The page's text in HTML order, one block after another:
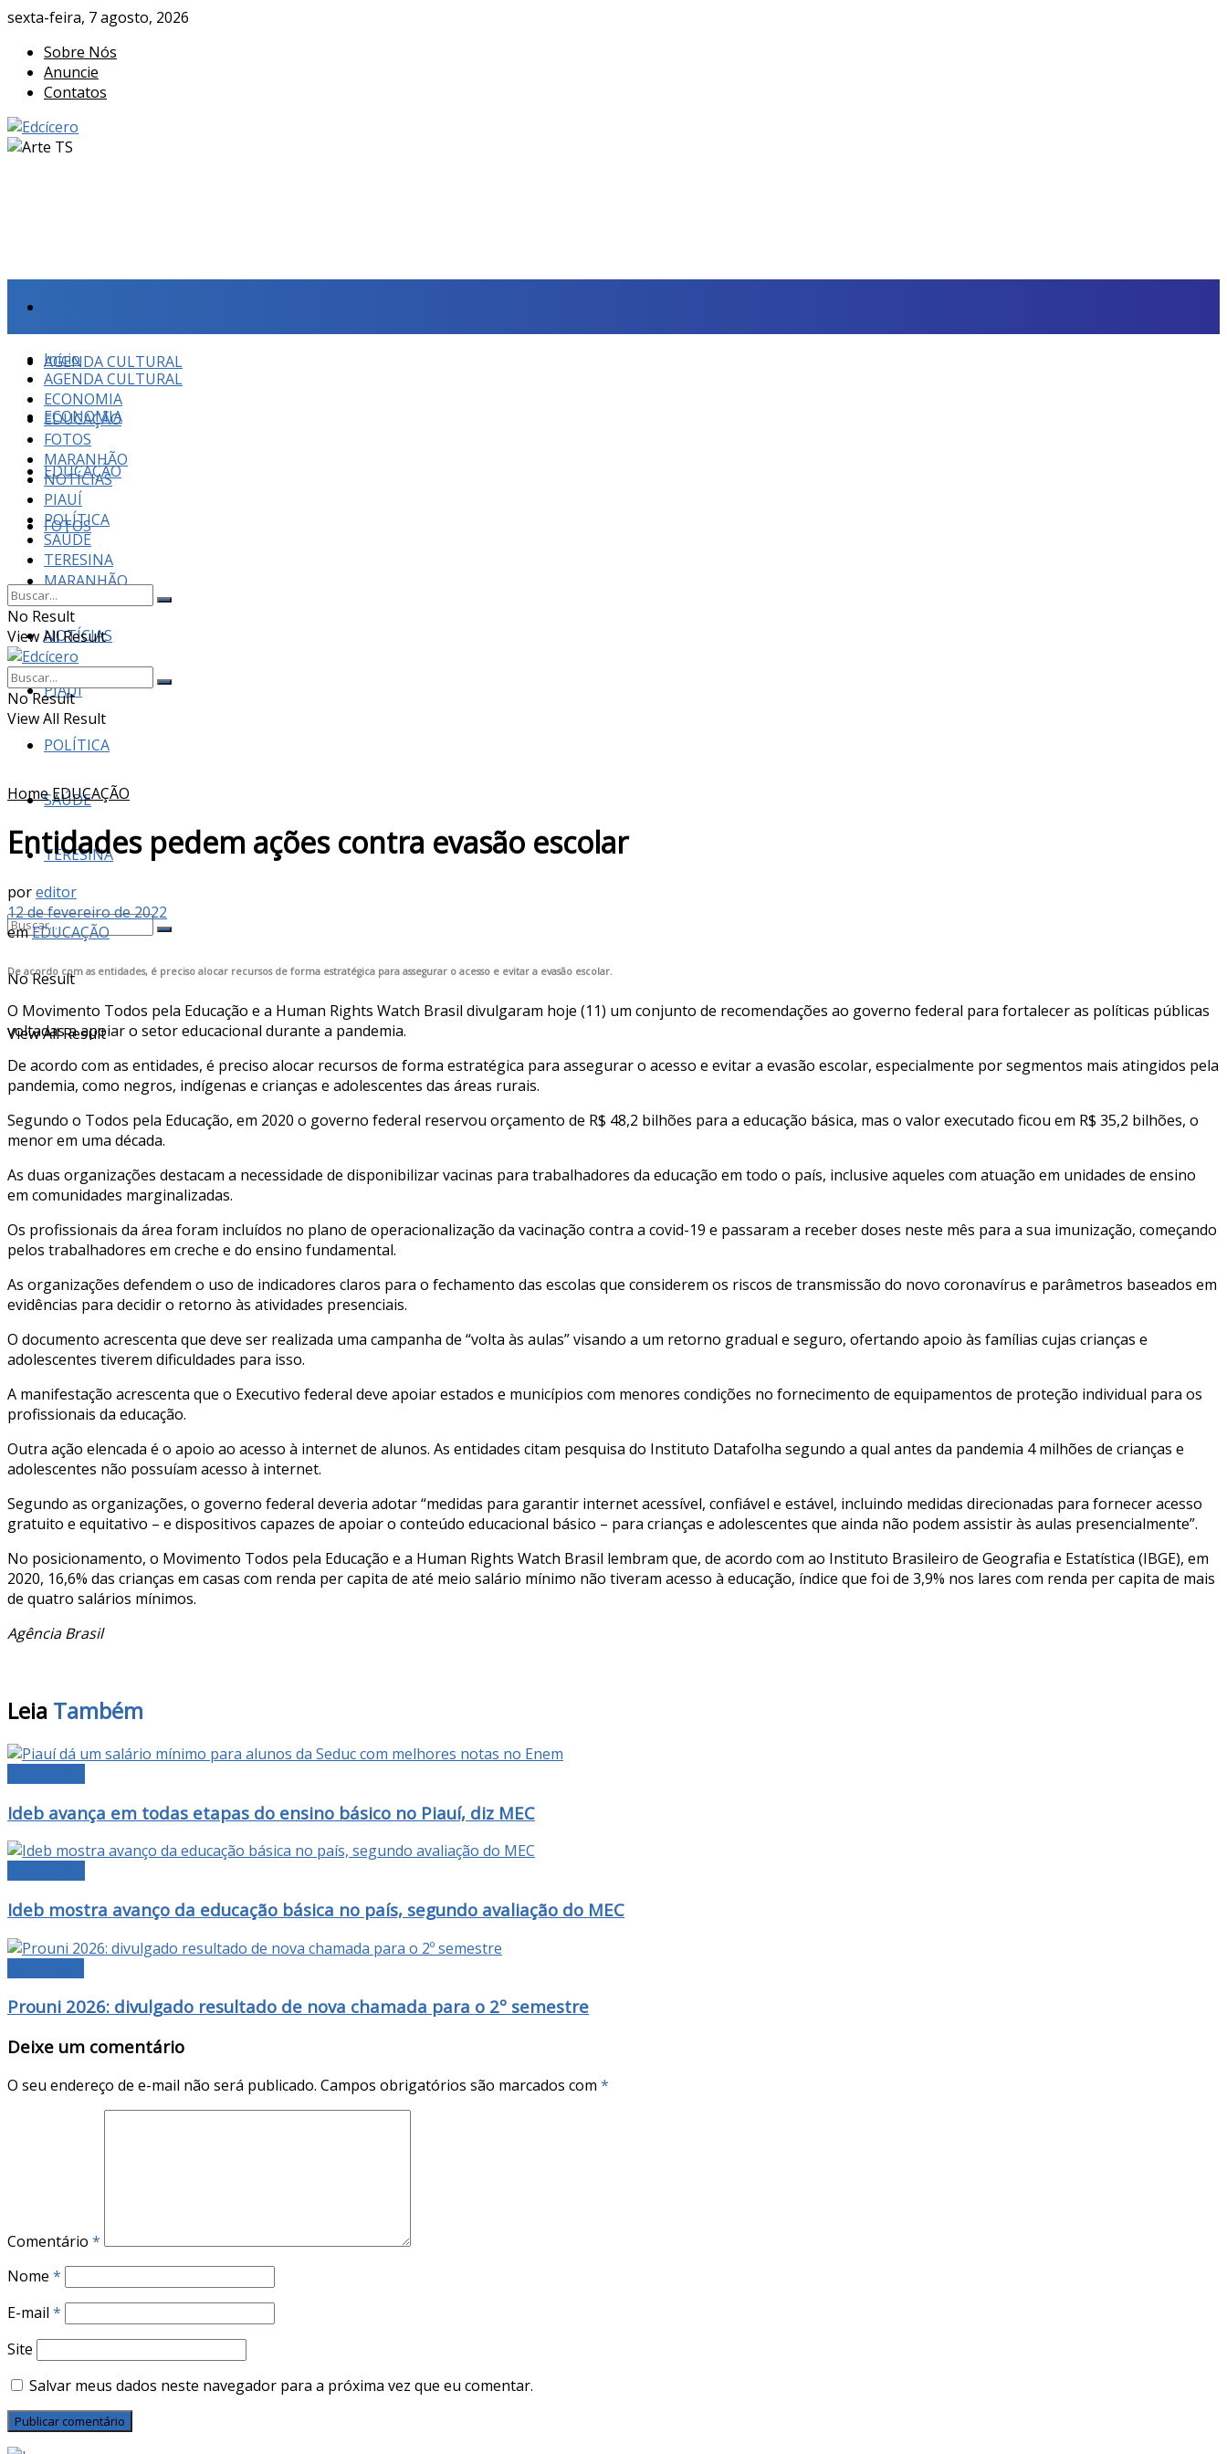
sexta-feira, 7 agosto, 2026
Sobre Nós
Anuncie
Contatos
AGENDA CULTURAL
ECONOMIA
EDUCAÇÃO
FOTOS
MARANHÃO
NOTÍCIAS
PIAUÍ
POLÍTICA
SAÚDE
TERESINA
No Result
View All Result
Início
AGENDA CULTURAL
ECONOMIA
EDUCAÇÃO
FOTOS
MARANHÃO
NOTÍCIAS
PIAUÍ
POLÍTICA
SAÚDE
TERESINA
No Result
View All Result
No Result
View All Result
Home EDUCAÇÃO
Entidades pedem ações contra evasão escolar
poreditor
12 de fevereiro de 2022
emEDUCAÇÃO
De acordo com as entidades, é preciso alocar recursos de forma estratégica para assegurar o acesso e evitar a evasão escolar.
O Movimento Todos pela Educação e a Human Rights Watch Brasil divulgaram hoje (11) um conjunto de recomendações ao governo federal para fortalecer as políticas públicas
voltadas a apoiar o setor educacional durante a pandemia.
De acordo com as entidades, é preciso alocar recursos de forma estratégica para assegurar o acesso e evitar a evasão escolar, especialmente por segmentos mais atingidos pela
pandemia, como negros, indígenas e crianças e adolescentes das áreas rurais.
Segundo o Todos pela Educação, em 2020 o governo federal reservou orçamento de R$ 48,2 bilhões para a educação básica, mas o valor executado ficou em R$ 35,2 bilhões, o
menor em uma década.
As duas organizações destacam a necessidade de disponibilizar vacinas para trabalhadores da educação em todo o país, inclusive aqueles com atuação em unidades de ensino
em comunidades marginalizadas.
Os profissionais da área foram incluídos no plano de operacionalização da vacinação contra a covid-19 e passaram a receber doses neste mês para a sua imunização, começando
pelos trabalhadores em creche e do ensino fundamental.
As organizações defendem o uso de indicadores claros para o fechamento das escolas que considerem os riscos de transmissão do novo coronavírus e parâmetros baseados em
evidências para decidir o retorno às atividades presenciais.
O documento acrescenta que deve ser realizada uma campanha de “volta às aulas” visando a um retorno gradual e seguro, ofertando apoio às famílias cujas crianças e
adolescentes tiverem dificuldades para isso.
A manifestação acrescenta que o Executivo federal deve apoiar estados e municípios com menores condições no fornecimento de equipamentos de proteção individual para os
profissionais da educação.
Outra ação elencada é o apoio ao acesso à internet de alunos. As entidades citam pesquisa do Instituto Datafolha segundo a qual antes da pandemia 4 milhões de crianças e
adolescentes não possuíam acesso à internet.
Segundo as organizações, o governo federal deveria adotar “medidas para garantir internet acessível, confiável e estável, incluindo medidas direcionadas para fornecer acesso
gratuito e equitativo – e dispositivos capazes de apoiar o conteúdo educacional básico – para crianças e adolescentes que ainda não podem assistir às aulas presencialmente”.
No posicionamento, o Movimento Todos pela Educação e a Human Rights Watch Brasil lembram que, de acordo com ao Instituto Brasileiro de Geografia e Estatística (IBGE), em
2020, 16,6% das crianças em casas com renda per capita de até meio salário mínimo não tiveram acesso à educação, índice que foi de 3,9% nos lares com renda per capita de mais
de quatro salários mínimos.
Agência Brasil
Leia Também
Ideb avança em todas etapas do ensino básico no Piauí, diz MEC
Ideb mostra avanço da educação básica no país, segundo avaliação do MEC
Prouni 2026: divulgado resultado de nova chamada para o 2º semestre
Deixe um comentário
O seu endereço de e-mail não será publicado. Campos obrigatórios são marcados com *
Comentário *
Nome *
E-mail *
Site
Salvar meus dados neste navegador para a próxima vez que eu comentar.